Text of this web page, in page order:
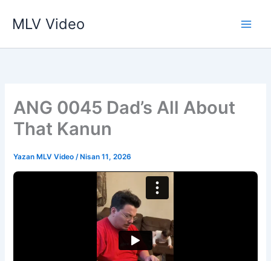
atlaMLV Video
ANG 0045 Dad’s All About
That Kanun
Yazan MLV Video/ Nisan 11, 2026